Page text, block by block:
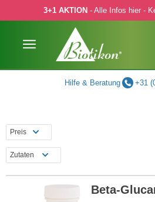
Hauptinhalt springen
Zur Suche springen
Zur Hauptnavigation springen
3+1 AKTION - Alle Infos hier -
Hilfe & Beratung +31
Preis
Zutaten
Beta-